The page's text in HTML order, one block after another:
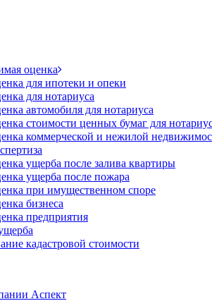
оценка
для ипотеки и опеки
для нотариуса
автомобиля для нотариуса
стоимости ценных бумаг для
коммерческой и нежилой
ущерба после залива квартиры
ущерба после пожара
при имущественном споре
бизнеса
предприятия
кадастровой стоимости
Аспект